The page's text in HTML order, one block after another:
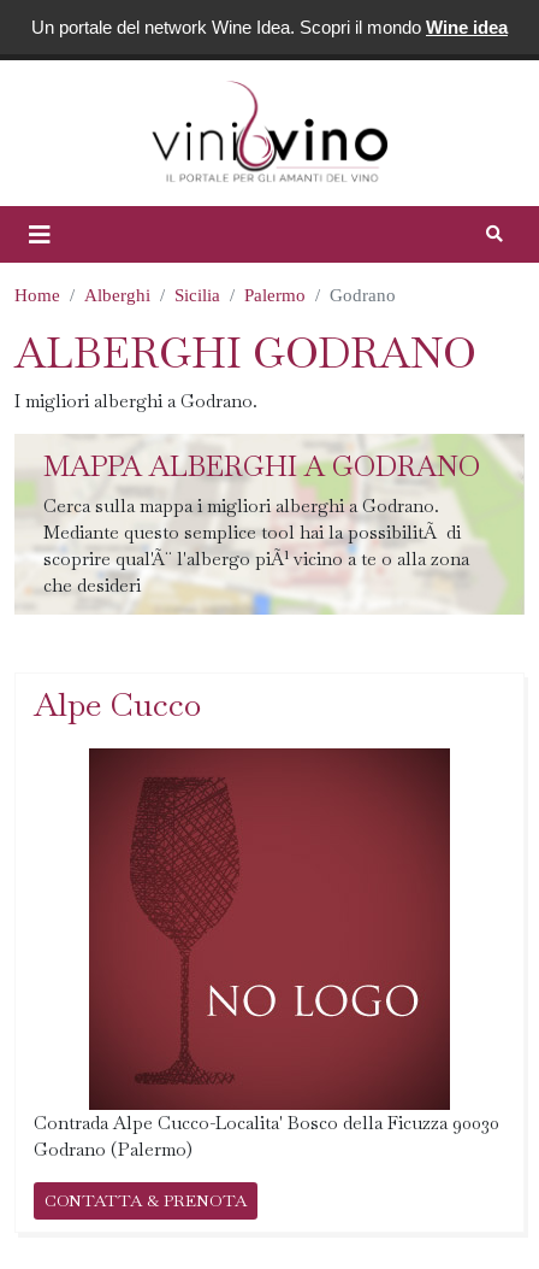
Un portale del network Wine Idea. Scopri il mondo Wine idea
Home Alberghi Sicilia Palermo Godrano
ALBERGHI GODRANO
I migliori alberghi a Godrano.
MAPPA ALBERGHI A GODRANO
Cerca sulla mappa i migliori alberghi a Godrano.
Mediante questo semplice tool hai la possibilitÃ di
scoprire qual'Ã¨ l'albergo piÃ¹ vicino a te o alla zona
che desideri
Alpe Cucco
Contrada Alpe Cucco-Localita' Bosco della Ficuzza 90030
Godrano (Palermo)
CONTATTA & PRENOTA